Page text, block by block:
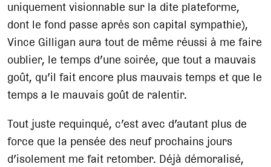
uniquement visionnable sur la dite plateforme,
dont le fond passe après son capital sympathie),
Vince Gilligan aura tout de même réussi à me faire
oublier, le temps d’une soirée, que tout a mauvais
goût, qu’il fait encore plus mauvais temps et que le
temps a le mauvais goût de ralentir.
Tout juste requinqué, c’est avec d’autant plus de
force que la pensée des neuf prochains jours
d’isolement me fait retomber. Déjà démoralisé,